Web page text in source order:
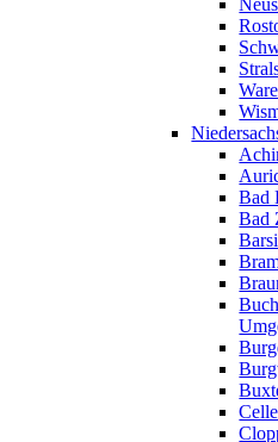
Bad
Bad